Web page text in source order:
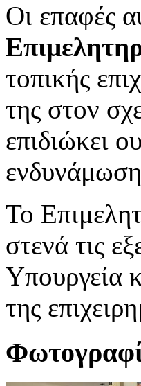
Οι επαφές
τοπικής
της στον
επιδιώκει
Το
στενά τις
Υπουργεία
της